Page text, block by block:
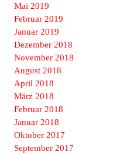
Mai 2019
Februar 2019
Januar 2019
Dezember 2018
November 2018
August 2018
April 2018
März 2018
Februar 2018
Januar 2018
Oktober 2017
September 2017